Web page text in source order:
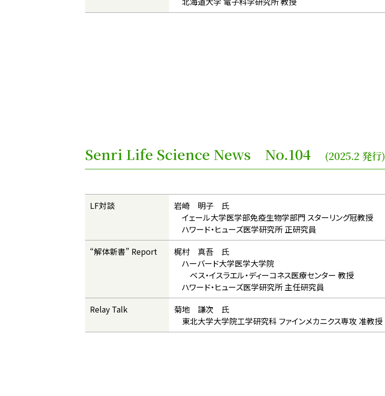
Senri Life Science News No.104 (2025.2 発行)
LF対談
岩崎 明子 氏
イェール大学医学部免疫生物学部門 スターリング冠教授
ハワード・ヒューズ医学研究所 正研究員
“解体新書” Report
梶村 真吾 氏
ハーバード大学医学大学院
ベス・イスラエル・ディーコネス医療センター 教授
ハワード・ヒューズ医学研究所 主任研究員
Relay Talk
菊地 謙次 氏
東北大学大学院工学研究科 ファインメカニクス専攻 准教授